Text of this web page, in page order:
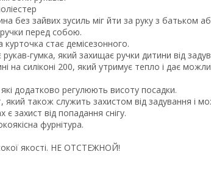
без зайвих зусиль міг йти за руку з батьком
перед собою.
курточка стає демісезонного.
гумка, який захищає ручки дитини від
на силіконі 200, який утримує тепло і дає
додатково регулюють висоту посадки.
який також служить захистом від задування і
захист від попадання снігу.
фурнітура.
якості. НЕ ОТСТЕЖНОЙ!